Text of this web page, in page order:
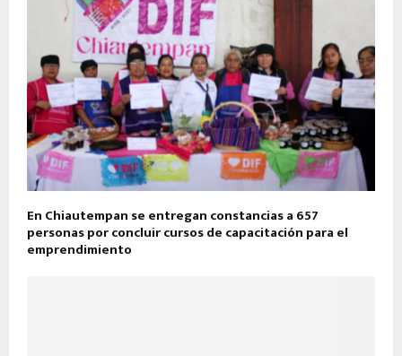
En Chiautempan se entregan constancias a 657
personas por concluir cursos de capacitación para el
emprendimiento